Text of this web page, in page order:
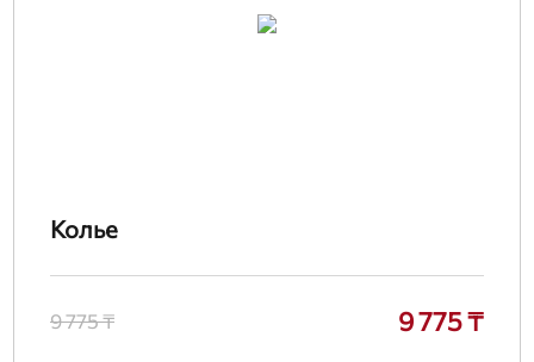
Колье
9 775 ₸ 9 775 ₸